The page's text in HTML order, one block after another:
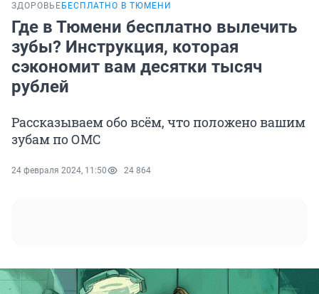
ЗДОРОВЬЕ БЕСПЛАТНО В ТЮМЕНИ
Где в Тюмени бесплатно вылечить
зубы? Инструкция, которая
сэкономит вам десятки тысяч
рублей
Рассказываем обо всём, что положено вашим
зубам по ОМС
24 февраля 2024, 11:50 24 864